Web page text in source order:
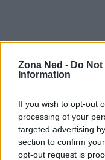
Zona Ned - Do
Information
If you wish to opt-out
processing of your
targeted advertising
section to confirm
opt-out request is
Continua a
NERD NEWS